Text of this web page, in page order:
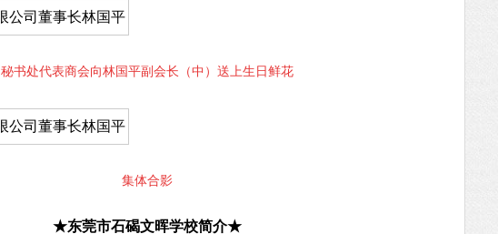
秘书处代表商会向林国平副会长（中）送上生日鲜花
集体合影
★东莞市石碣文晖学校简介★